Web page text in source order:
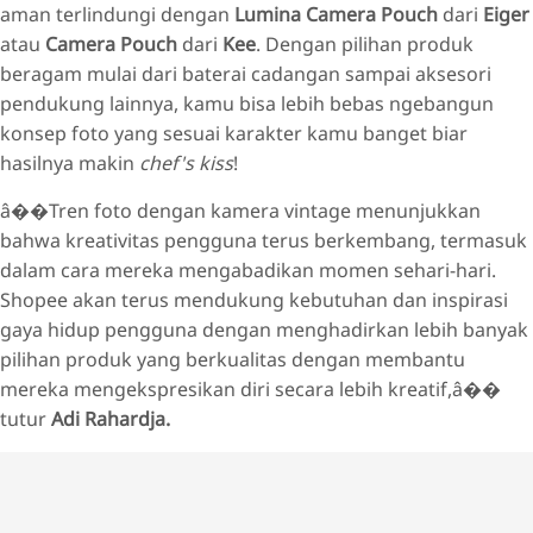
aman terlindungi dengan Lumina Camera Pouch dari Eiger
atau Camera Pouch dari Kee. Dengan pilihan produk
beragam mulai dari baterai cadangan sampai aksesori
pendukung lainnya, kamu bisa lebih bebas ngebangun
konsep foto yang sesuai karakter kamu banget biar
hasilnya makin chef's kiss!
â��Tren foto dengan kamera vintage menunjukkan
bahwa kreativitas pengguna terus berkembang, termasuk
dalam cara mereka mengabadikan momen sehari-hari.
Shopee akan terus mendukung kebutuhan dan inspirasi
gaya hidup pengguna dengan menghadirkan lebih banyak
pilihan produk yang berkualitas dengan membantu
mereka mengekspresikan diri secara lebih kreatif,â��
tuturAdi Rahardja.